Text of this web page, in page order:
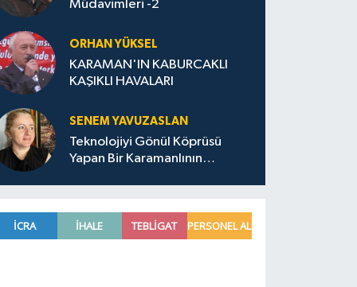
Müdavimleri -2
ORHAN YÜKSEL
KARAMAN'IN KABURCAKLI
KAŞIKLI HAVALARI
SENEM YAVUZASLAN
Teknolojiyi Gönül Köprüsü
Yapan Bir Karamanlının